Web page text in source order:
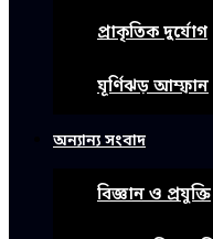
প্রাকৃতিক দুর্যোগ
ঘূর্ণিঝড় আম্ফান
অন্যান্য সংবাদ
বিজ্ঞান ও প্রযুক্তি